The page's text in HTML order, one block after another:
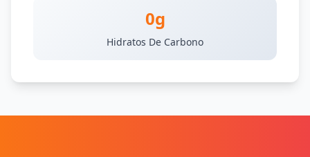
0g
Hidratos De Carbono